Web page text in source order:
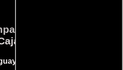
película
cautivó al mundo